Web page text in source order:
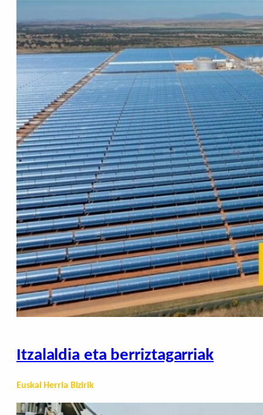
Itzalaldia eta berriztagarriak
Euskal Herria Bizirik